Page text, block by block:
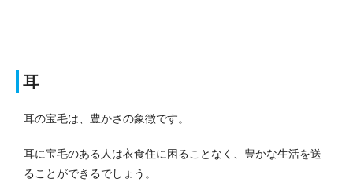
耳
耳の宝毛は、豊かさの象徴です。
耳に宝毛のある人は衣食住に困ることなく、豊かな生活を送
ることができるでしょう。